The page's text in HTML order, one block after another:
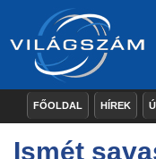
FŐOLDAL HÍREK
Ismét